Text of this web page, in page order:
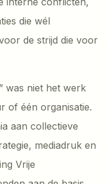
die wél
de strijd die voor
was niet het werk
of één organisatie.
aan collectieve
mediadruk en
Vrije